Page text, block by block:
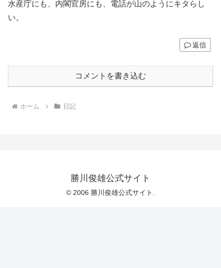
水産庁にも、内閣官房にも、電話が山のようにキタらし
い。
返信
コメントを書き込む
ホーム 日記
勝川俊雄公式サイト
© 2006 勝川俊雄公式サイト.